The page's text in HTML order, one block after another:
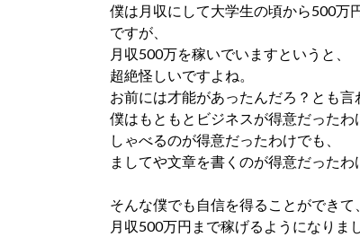
僕は月収にして大学生の頃から500万
ですが、
月収500万を稼いでいますというと、
超絶怪しいですよね。
お前には才能があったんだろ？とも言
僕はもともとビジネスが得意だったわ
しゃべるのが得意だったわけでも、
ましてや文章を書くのが得意だったわ
そんな僕でも自信を得ることができて、
月収500万円まで稼げるようになりま